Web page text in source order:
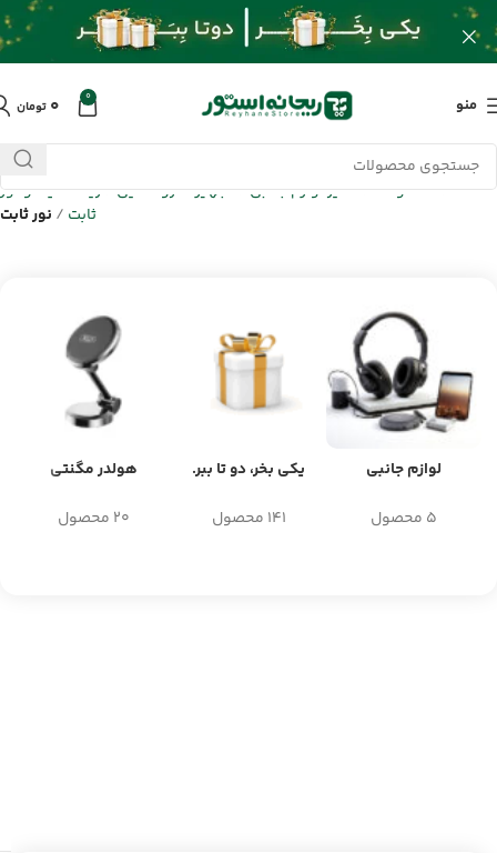
منو 0 ۰ تومان
خانه/محصولات/سایر لوازم جانبی/تجهیزات روشنایی/رینگ لایت و نور
ثابت / نور ثابت
لوازم جانبی
5 محصول
یکی بخر، دو تا ببر.
141 محصول
هولدر مگنتی
20 محصول